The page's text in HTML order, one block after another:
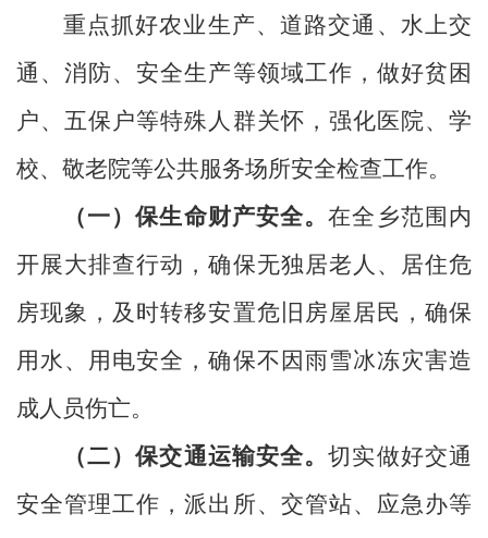
重点抓好农业生产、道路交通、水上交
通、消防、安全生产等领域工作，做好贫困
户、五保户等特殊人群关怀，强化医院、学
校、敬老院等公共服务场所安全检查工作。
（一）保生命财产安全。在全乡范围内
开展大排查行动，确保无独居老人、居住危
房现象，及时转移安置危旧房屋居民，确保
用水、用电安全，确保不因雨雪冰冻灾害造
成人员伤亡。
（二）保交通运输安全。切实做好交通
安全管理工作，派出所、交管站、应急办等